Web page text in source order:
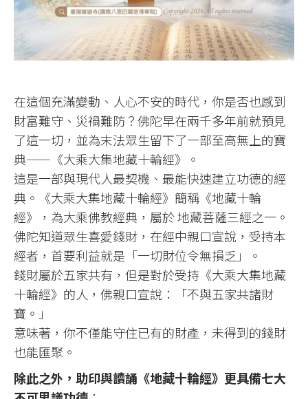
在這個充滿變動、人心不安的時代，你是否也感到
財富難守、災禍難防？佛陀早在兩千多年前就預見
了這一切，並為末法眾生留下了一部至高無上的寶
典——《大乘大集地藏十輪經》。
這是一部與現代人最契機、最能快速建立功德的經
典。《大乘大集地藏十輪經》簡稱《地藏十輪
經》，為大乘佛教經典，屬於 地藏菩薩三經之一。
佛陀知道眾生喜愛錢財，在經中親口宣說，受持本
經者，首要利益就是「一切財位令無損乏」。
錢財屬於五家共有，但是對於受持《大乘大集地藏
十輪經》的人，佛親口宣說：「不與五家共諸財
寶。」
意味著，你不僅能守住已有的財產，未得到的錢財
也能匯聚。
除此之外，助印與讀誦《地藏十輪經》更具備七大